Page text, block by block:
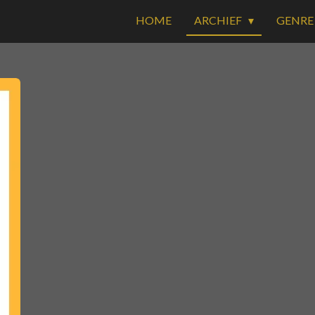
HOME ARCHIEF GENRE